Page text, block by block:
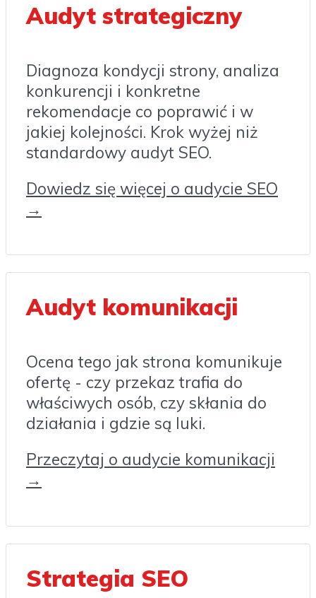
Audyt strategiczny
Diagnoza kondycji strony, analiza
konkurencji i konkretne
rekomendacje co poprawić i w
jakiej kolejności. Krok wyżej niż
standardowy audyt SEO.
Dowiedz się więcej o audycie SEO
→
Audyt komunikacji
Ocena tego jak strona komunikuje
ofertę - czy przekaz trafia do
właściwych osób, czy skłania do
działania i gdzie są luki.
Przeczytaj o audycie komunikacji
→
Strategia SEO